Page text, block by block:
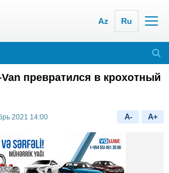
Az Ru
превратился в крохотный
2021 14:00 A- A+